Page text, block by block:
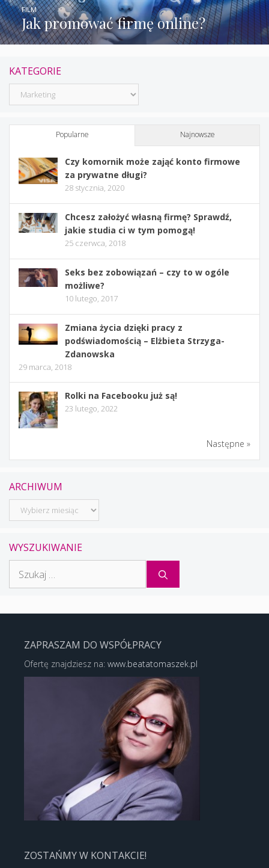
Jak promować firmę online?
FILM
KATEGORIE
Kategorie
Popularne Najnowsze
Czy komornik może zająć konto firmowe
za prywatne długi?
28 stycznia, 2020
Chcesz założyć własną firmę? Sprawdź,
jakie studia ci w tym pomogą!
25 czerwca, 2018
Seks bez zobowiązań – czy to w ogóle
możliwe?
10 lutego, 2017
Zmiana życia dzięki pracy z
podświadomością – Elżbieta Strzyga-
Zdanowska
29 marca, 2018
Rolki na Facebooku już są!
23 lutego, 2022
Następne »
ARCHIWUM
Archiwum
WYSZUKIWANIE
ZAPRASZAM DO WSPÓŁPRACY
Ofertę znajdziesz na: www.beatatomaszek.pl
ZOSTAŃMY W KONTAKCIE!